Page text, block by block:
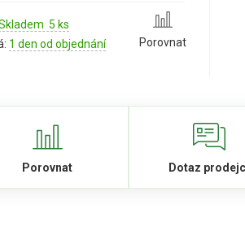
Porovnat Dotaz
5 ks
1 den od objednání Porovnat